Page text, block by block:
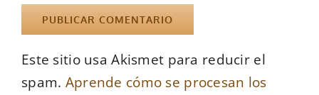
Este sitio usa Akismet para reducir el
spam. Aprende cómo se procesan los